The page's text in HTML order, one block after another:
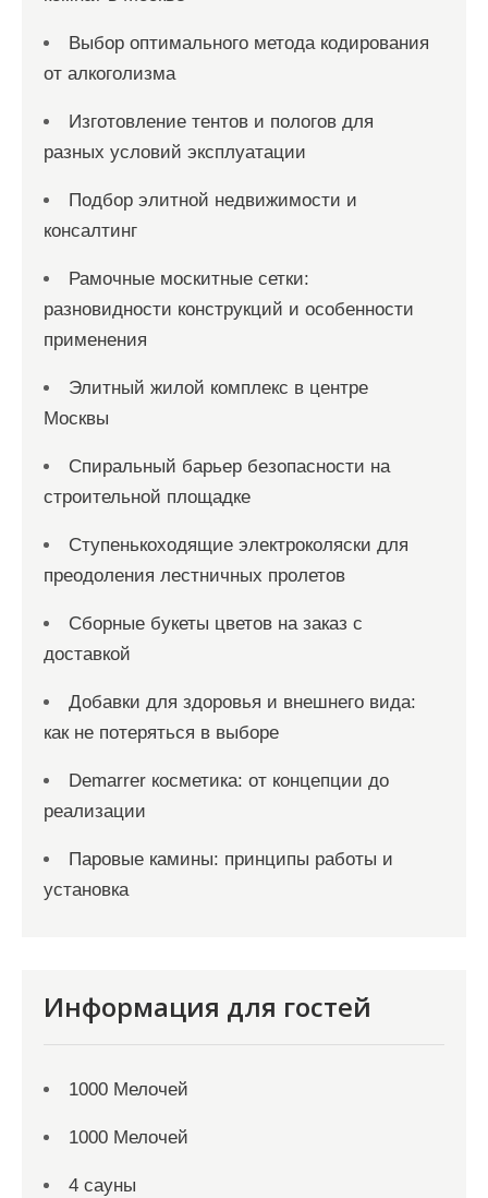
Выбор оптимального метода кодирования
от алкоголизма
Изготовление тентов и пологов для
разных условий эксплуатации
Подбор элитной недвижимости и
консалтинг
Рамочные москитные сетки:
разновидности конструкций и особенности
применения
Элитный жилой комплекс в центре
Москвы
Спиральный барьер безопасности на
строительной площадке
Ступенькоходящие электроколяски для
преодоления лестничных пролетов
Сборные букеты цветов на заказ с
доставкой
Добавки для здоровья и внешнего вида:
как не потеряться в выборе
Demarrer косметика: от концепции до
реализации
Паровые камины: принципы работы и
установка
Информация для гостей
1000 Мелочей
1000 Мелочей
4 сауны